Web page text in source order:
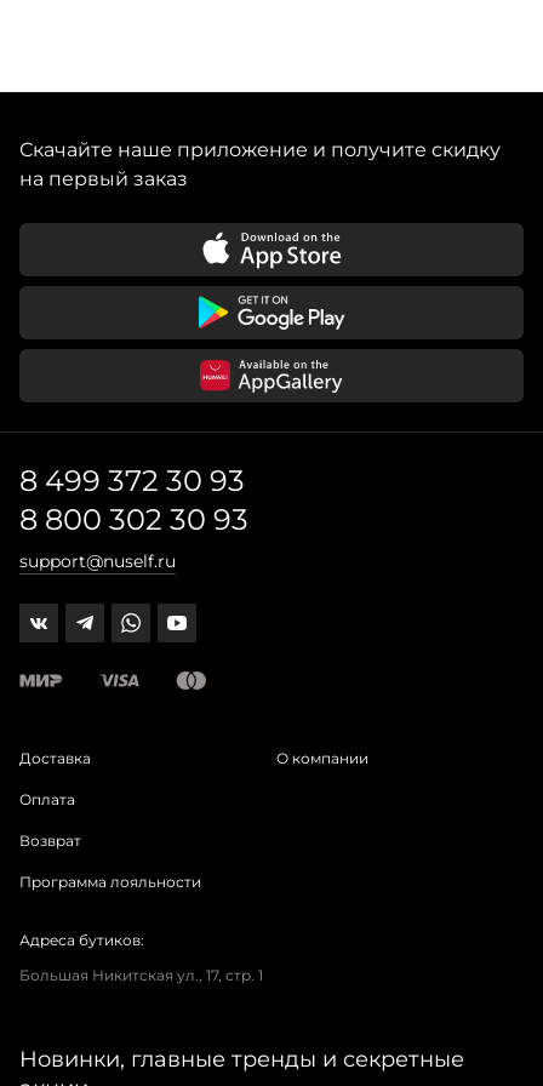
Скачайте наше приложение и получите скидку
на первый заказ
8 499 372 30 93
8 800 302 30 93
support@nuself.ru
Доставка
Оплата
Возврат
Программа лояльности
О компании
Адреса бутиков:
Большая Никитская ул., 17, стр. 1
Новинки, главные тренды и секретные